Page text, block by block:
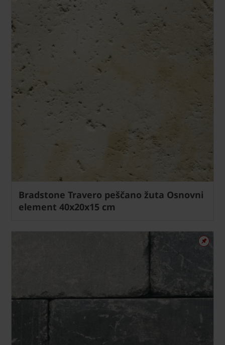
Bradstone Travero peščano žuta Osnovni
element 40x20x15 cm